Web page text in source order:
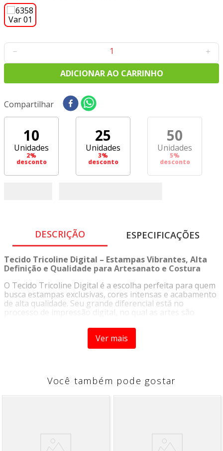
＋
－
ADICIONAR AO CARRINHO
Compartilhar
10
Unidades
2%
desconto
25
Unidades
3%
desconto
50
Unidades
5%
desconto
DESCRIÇÃO ESPECIFICAÇÕES
Tecido Tricoline Digital – Estampas Vibrantes, Alta
Definição e Qualidade para Artesanato e Costura
O Tecido Tricoline Digital é a escolha perfeita para quem
busca estampas exclusivas, cores intensas e acabamento
de alta qualidade. Seu grande diferencial está no
processo de impressão digital, no qual as artes são
no tecido, garantindo imagens nítidas e riqueza de
estampas digitais apresentam cores mais vivas e
o Tricoline Digital é uma das opções favoritas de
artesãos e costureiros que procuram qualidade,
Ver mais
Você também pode gostar
8º
tecido tricoline
9º
tecido oxford
10º toalha mesa